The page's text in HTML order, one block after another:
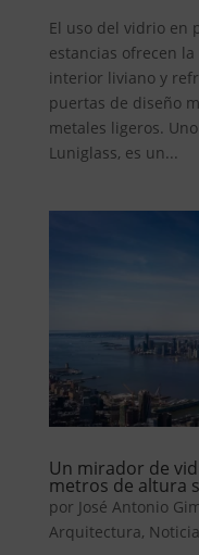
El uso del vidrio en
estancias ofrecen
interior liviano y
puertas de diseño
metales ligeros.
Luniglass, es un...
Un mirador de
metros de altura
por José Antonio
Arquitectura,